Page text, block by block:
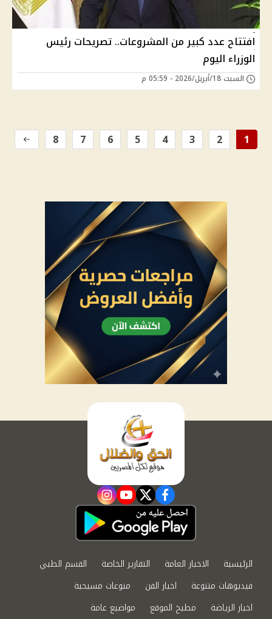
افتتاح عدد كبير من المشروعات.. تصريحات رئيس
الوزراء اليوم
السبت 18/أبريل/2026 - 05:59 م
1
2
3
4
5
6
7
8
facebook
twitter
youtube
instagram
الرئيسية الاخبار العامة التقارير الخاصة
القسم الطبي
فيديوهات متنوعة
اخبار الفن
منوعات مسيحية
اخبار الرياضة
مطبخ الموقع مواضيع عامة